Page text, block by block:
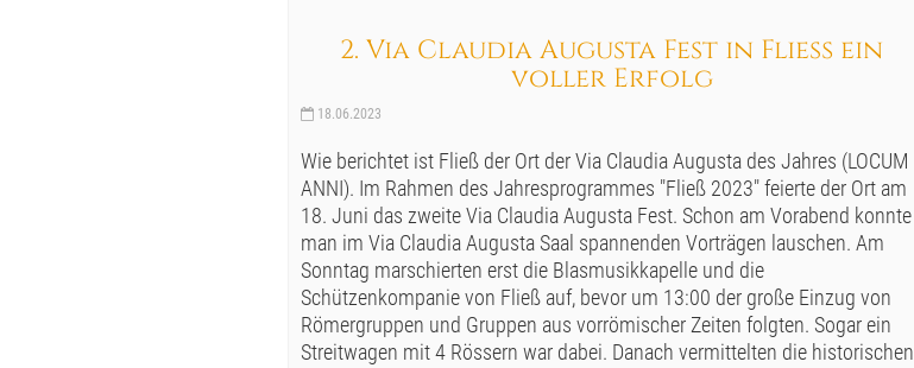
2. Via Claudia Augusta Fest in Fließ ein
voller Erfolg
18.06.2023
Wie berichtet ist Fließ der Ort der Via Claudia Augusta des Jahres (LOCUM
ANNI). Im Rahmen des Jahresprogrammes "Fließ 2023" feierte der Ort am
18. Juni das zweite Via Claudia Augusta Fest. Schon am Vorabend konnte
man im Via Claudia Augusta Saal spannenden Vorträgen lauschen. Am
Sonntag marschierten erst die Blasmusikkapelle und die
Schützenkompanie von Fließ auf, bevor um 13:00 der große Einzug von
Römergruppen und Gruppen aus vorrömischer Zeiten folgten. Sogar ein
Streitwagen mit 4 Rössern war dabei. Danach vermittelten die historischen